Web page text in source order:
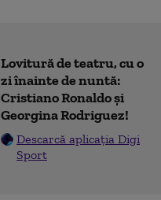
Lovitură de teatru, cu o
zi înainte de nuntă:
Cristiano Ronaldo și
Georgina Rodriguez!
Descarcă aplicația Digi
Sport